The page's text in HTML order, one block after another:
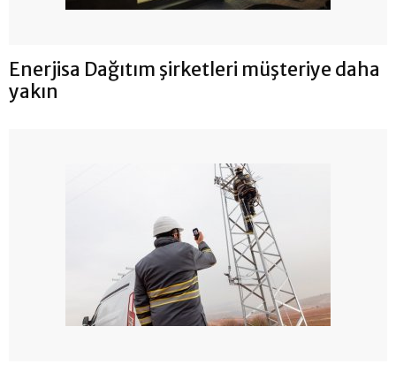
Enerjisa Dağıtım şirketleri müşteriye daha
yakın